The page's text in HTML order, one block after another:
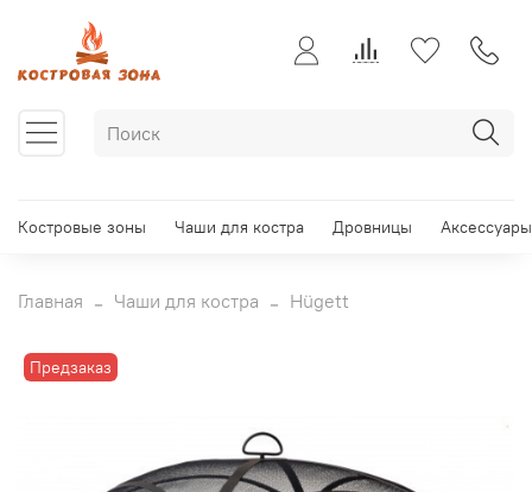
Костровые зоны Чаши для костра Дровницы Аксессуары
Главная Чаши для костра Hügett
Предзаказ